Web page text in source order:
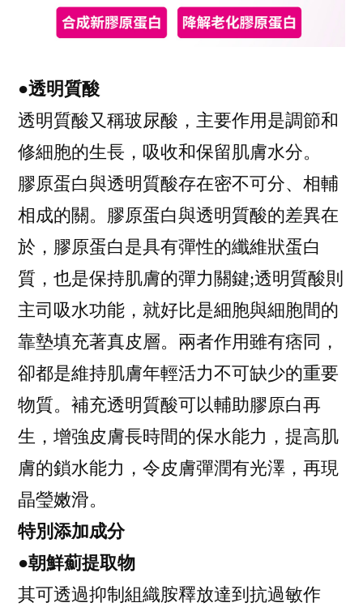
●透明質酸
透明質酸又稱玻尿酸，主要作用是調節和
修細胞的生長，吸收和保留肌膚水分。
膠原蛋白與透明質酸存在密不可分、相輔
相成的關。膠原蛋白與透明質酸的差異在
於，膠原蛋白是具有彈性的纖維狀蛋白
質，也是保持肌膚的彈力關鍵;透明質酸則
主司吸水功能，就好比是細胞與細胞間的
靠墊填充著真皮層。兩者作用雖有痞同，
卻都是維持肌膚年輕活力不可缺少的重要
物質。補充透明質酸可以輔助膠原白再
生，增強皮膚長時間的保水能力，提高肌
膚的鎖水能力，令皮膚彈潤有光澤，再現
晶瑩嫩滑。
特別添加成分
●朝鮮薊提取物
其可透過抑制組織胺釋放達到抗過敏作